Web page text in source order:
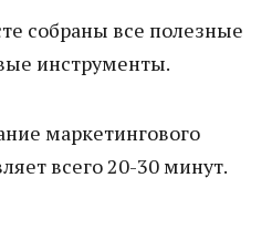
собраны все полезные
инструменты.
маркетингового
всего 20-30 минут.